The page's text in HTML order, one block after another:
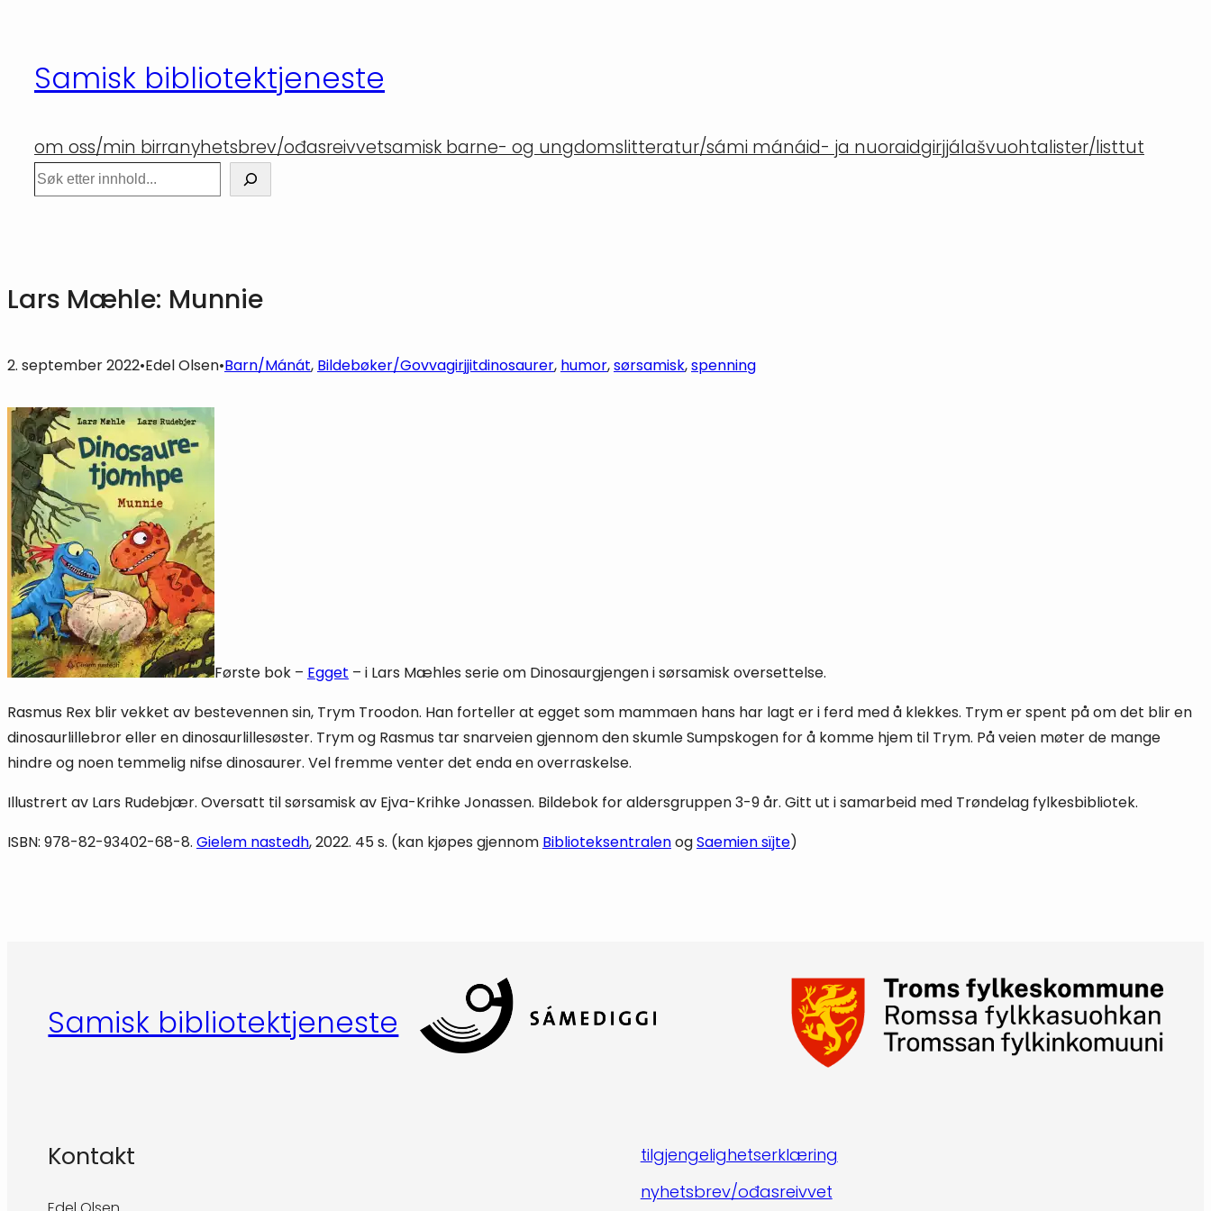
innholdSamisk bibliotektjeneste
om oss/min birranyhetsbrev/ođasreivvetsamisk barne- og ungdomslitteratur/sámi mánáid- ja nuoraidgirjjálašvuohtalister/listtut
Søk
Lars Mæhle: Munnie
2. september 2022•Edel Olsen•Barn/Mánát, Bildebøker/Govvagirjjitdinosaurer, humor, sørsamisk, spenning
Første bok – Egget – i Lars Mæhles serie om Dinosaurgjengen i sørsamisk oversettelse.
Rasmus Rex blir vekket av bestevennen sin, Trym Troodon. Han forteller at egget som mammaen hans har lagt er i ferd med å klekkes. Trym er spent på om det blir en
dinosaurlillebror eller en dinosaurlillesøster. Trym og Rasmus tar snarveien gjennom den skumle Sumpskogen for å komme hjem til Trym. På veien møter de mange
hindre og noen temmelig nifse dinosaurer. Vel fremme venter det enda en overraskelse.
Illustrert av Lars Rudebjær. Oversatt til sørsamisk av Ejva-Krihke Jonassen. Bildebok for aldersgruppen 3-9 år. Gitt ut i samarbeid med Trøndelag fylkesbibliotek.
ISBN: 978-82-93402-68-8. Gielem nastedh, 2022. 45 s. (kan kjøpes gjennom BiblioteksentralenogSaemien sïjte)
Samisk bibliotektjeneste
Kontakt
tilgjengelighetserklæring
nyhetsbrev/ođasreivvet